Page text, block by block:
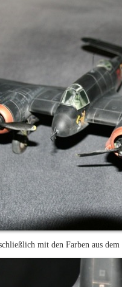
mit den Farben aus